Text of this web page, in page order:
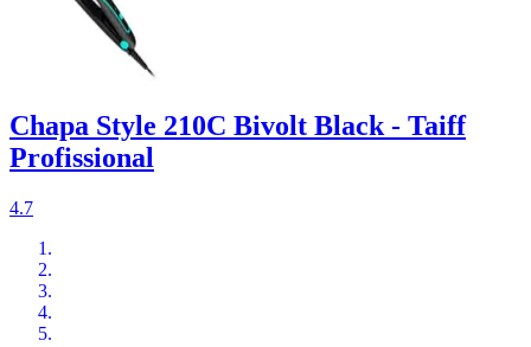
Chapa Style 210C Bivolt Black - Taiff
Profissional
4.7